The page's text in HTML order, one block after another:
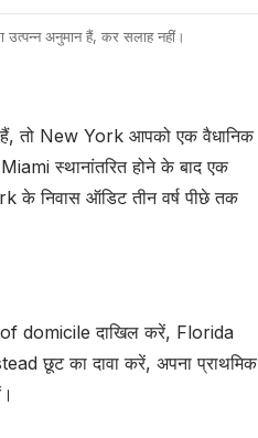
उत्पन्न अनुमान हैं, कर सलाह नहीं।
हैं, तो New York आपको एक वैधानिक
स्थानांतरित होने के बाद एक
के निवास ऑडिट तीन वर्ष पीछे तक
of domicile दाखिल करें, Florida
छूट का दावा करें, अपना प्राथमिक